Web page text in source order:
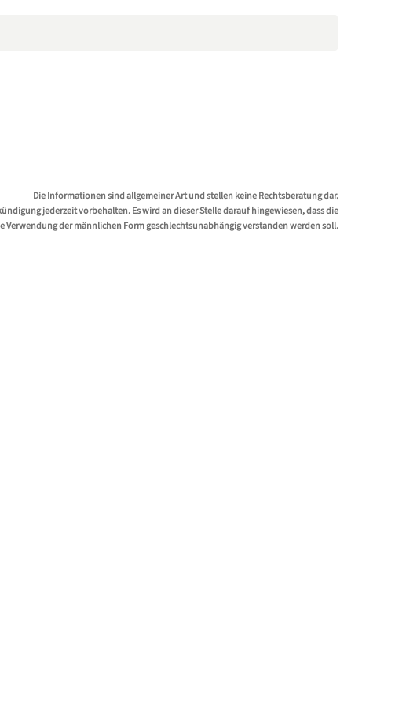
Die Informationen sind allgemeiner Art und stellen keine Rechtsberatung dar.
jederzeit vorbehalten. Es wird an dieser Stelle darauf hingewiesen, dass die
Verwendung der männlichen Form geschlechtsunabhängig verstanden werden soll.